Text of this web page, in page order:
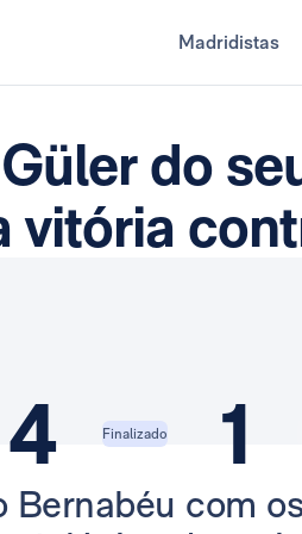
Madridistas
do
vitória
4 1
Finalizado
com